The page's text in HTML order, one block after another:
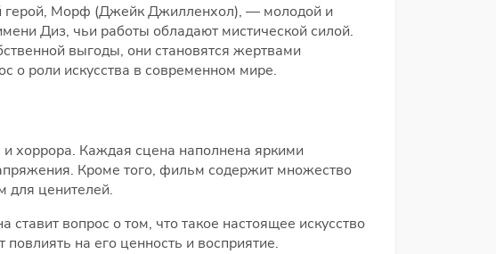
герой, Морф (Джейк Джилленхол), — молодой и
Диз, чьи работы обладают мистической силой.
выгоды, они становятся жертвами
о роли искусства в современном мире.
хоррора. Каждая сцена наполнена яркими
Кроме того, фильм содержит множество
для ценителей.
вопрос о том, что такое настоящее искусство
на его ценность и восприятие.